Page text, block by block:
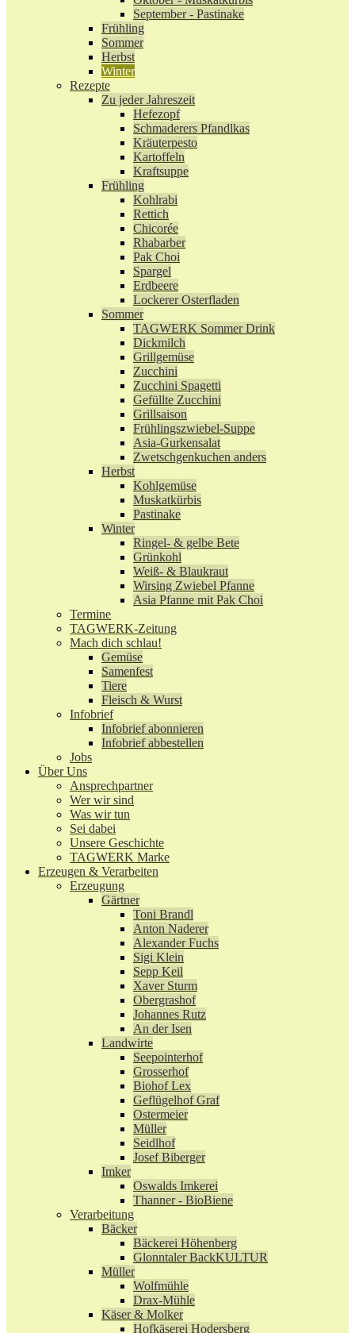
September - Pastinake
Frühling
Sommer
Herbst
Winter
Rezepte
Zu jeder Jahreszeit
Hefezopf
Schmaderers Pfandlkas
Kräuterpesto
Kartoffeln
Kraftsuppe
Frühling
Kohlrabi
Rettich
Chicorée
Rhabarber
Pak Choi
Spargel
Erdbeere
Lockerer Osterfladen
Sommer
TAGWERK Sommer Drink
Dickmilch
Grillgemüse
Zucchini
Zucchini Spagetti
Gefüllte Zucchini
Grillsaison
Frühlingszwiebel-Suppe
Asia-Gurkensalat
Zwetschgenkuchen anders
Herbst
Kohlgemüse
Muskatkürbis
Pastinake
Winter
Ringel- & gelbe Bete
Grünkohl
Weiß- & Blaukraut
Wirsing Zwiebel Pfanne
Asia Pfanne mit Pak Choi
Termine
TAGWERK-Zeitung
Mach dich schlau!
Gemüse
Samenfest
Tiere
Fleisch & Wurst
Infobrief
Infobrief abonnieren
Infobrief abbestellen
Jobs
Über Uns
Ansprechpartner
Wer wir sind
Was wir tun
Sei dabei
Unsere Geschichte
TAGWERK Marke
Erzeugen & Verarbeiten
Erzeugung
Gärtner
Toni Brandl
Anton Naderer
Alexander Fuchs
Sigi Klein
Sepp Keil
Xaver Sturm
Obergrashof
Johannes Rutz
An der Isen
Landwirte
Seepointerhof
Grosserhof
Biohof Lex
Geflügelhof Graf
Ostermeier
Müller
Seidlhof
Josef Biberger
Imker
Oswalds Imkerei
Thanner - BioBiene
Verarbeitung
Bäcker
Bäckerei Höhenberg
Glonntaler BackKULTUR
Müller
Wolfmühle
Drax-Mühle
Käser & Molker
Hofkäserei Hodersberg